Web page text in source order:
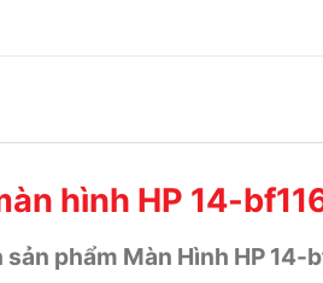
hình HP 14-
phẩm Màn Hình HP 14-